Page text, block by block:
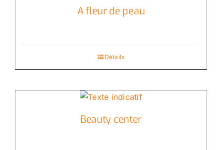
A fleur de peau
Détails
Beauty center